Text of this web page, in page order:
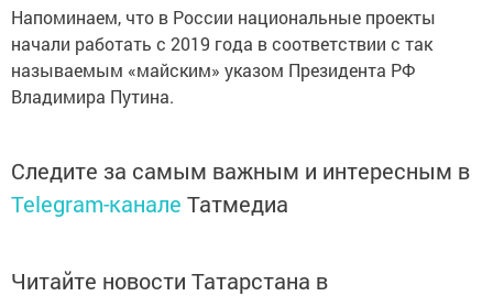
Напоминаем, что в России национальные проекты
начали работать с 2019 года в соответствии с так
называемым «майским» указом Президента РФ
Владимира Путина.
Следите за самым важным и интересным в
Telegram-канале Татмедиа
Читайте новости Татарстана в